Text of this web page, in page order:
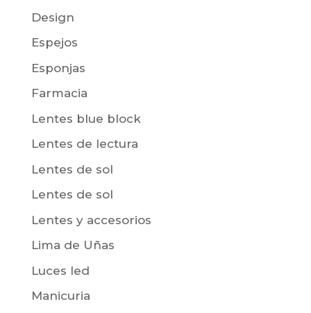
Design
Espejos
Esponjas
Farmacia
Lentes blue block
Lentes de lectura
Lentes de sol
Lentes de sol
Lentes y accesorios
Lima de Uñas
Luces led
Manicuria